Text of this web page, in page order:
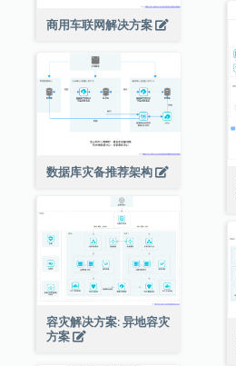
商用车联网解决方案
数据库灾备推荐架构
容灾解决方案: 异地容灾
方案